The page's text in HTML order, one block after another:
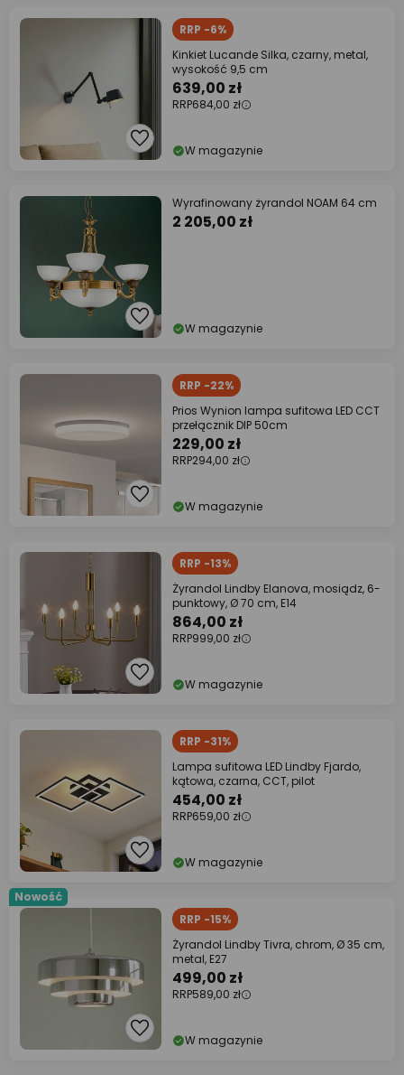
RRP -6%
Kinkiet Lucande Silka, czarny, metal,
wysokość 9,5 cm
639,00 zł
RRP684,00 zł
W magazynie
Wyrafinowany żyrandol NOAM 64 cm
2 205,00 zł
W magazynie
RRP -22%
Prios Wynion lampa sufitowa LED CCT
przełącznik DIP 50cm
229,00 zł
RRP294,00 zł
W magazynie
RRP -13%
Żyrandol Lindby Elanova, mosiądz, 6-
punktowy, Ø 70 cm, E14
864,00 zł
RRP999,00 zł
W magazynie
RRP -31%
Lampa sufitowa LED Lindby Fjardo,
kątowa, czarna, CCT, pilot
454,00 zł
RRP659,00 zł
W magazynie
Nowość
RRP -15%
Żyrandol Lindby Tivra, chrom, Ø 35 cm,
metal, E27
499,00 zł
RRP589,00 zł
W magazynie